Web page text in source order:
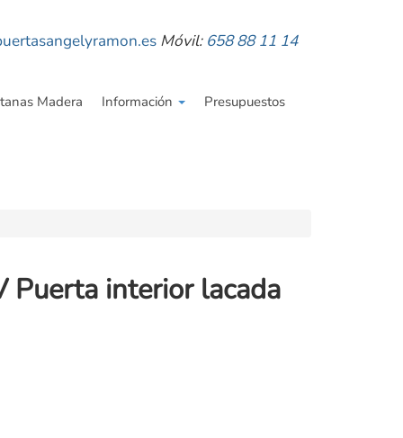
Móvil: 658 88 11 14
Madera Información Presupuestos
interior lacada